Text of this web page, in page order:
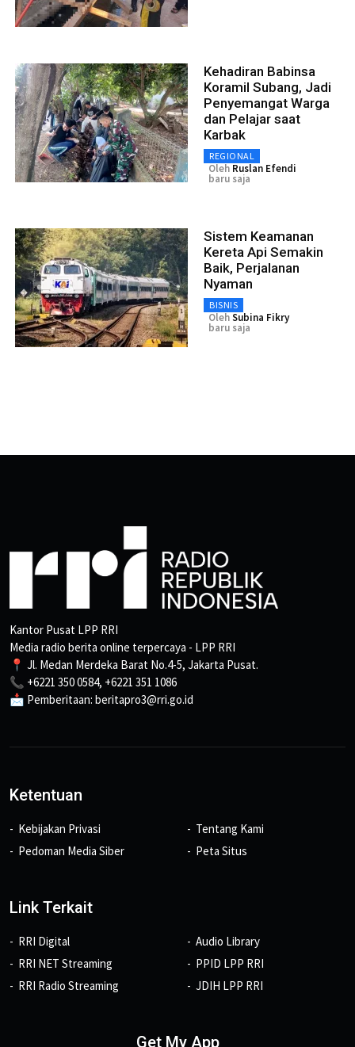
Kehadiran Babinsa
Koramil Subang, Jadi
Penyemangat Warga
dan Pelajar saat
Karbak
REGIONAL
Oleh Ruslan Efendi
baru saja
Sistem Keamanan
Kereta Api Semakin
Baik, Perjalanan
Nyaman
BISNIS
OlehSubina Fikry
baru saja
Kantor Pusat LPP RRI
Media radio berita online terpercaya - LPP RRI
📍 Jl. Medan Merdeka Barat No.4-5, Jakarta Pusat.
📞 +6221 350 0584, +6221 351 1086
📩 Pemberitaan: beritapro3@rri.go.id
Ketentuan
Kebijakan Privasi
Pedoman Media Siber
Tentang Kami
Peta Situs
Link Terkait
RRI Digital
RRI NET Streaming
RRI Radio Streaming
Audio Library
PPID LPP RRI
JDIH LPP RRI
Get My App